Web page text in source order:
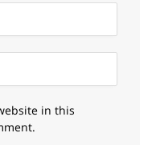
in this